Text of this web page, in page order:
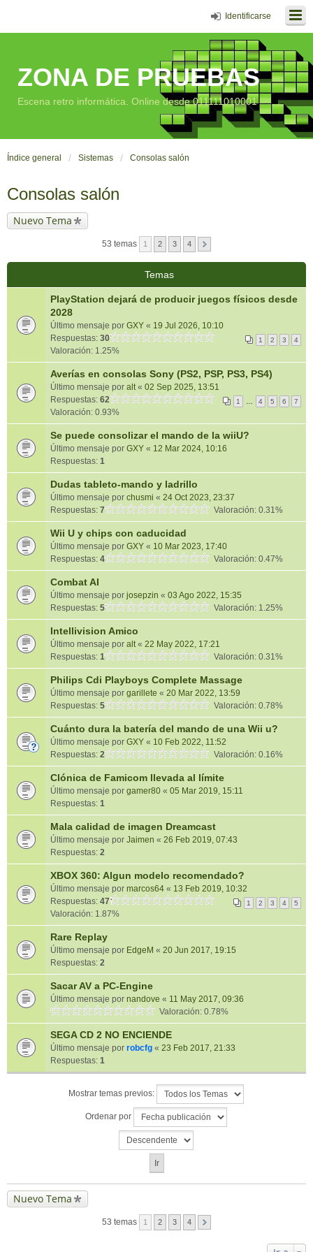
Identificarse
ZONA DE PRUEBAS
Escena retro informática. Online desde 011111010001
Índice general Sistemas Consolas salón
Consolas salón
Nuevo Tema
53 temas 1 2 3 4
Temas
PlayStation dejará de producir juegos físicos desde
2028
Último mensaje por GXY « 19 Jul 2026, 10:10
Respuestas: 30 1 2 3 4
Valoración: 1.25%
Averías en consolas Sony (PS2, PSP, PS3, PS4)
Último mensaje por alt« 02 Sep 2025, 13:51
Respuestas: 62 1 4 5 6 7
Valoración: 0.93%
Se puede consolizar el mando de la wiiU?
Último mensaje por GXY « 12 Mar 2024, 10:16
Respuestas: 1
Dudas tableto-mando y ladrillo
Último mensaje por chusmi « 24 Oct 2023, 23:37
Respuestas: 7 Valoración: 0.31%
Wii U y chips con caducidad
Último mensaje por GXY « 10 Mar 2023, 17:40
Respuestas: 4 Valoración: 0.47%
Combat AI
Último mensaje por josepzin « 03 Ago 2022, 15:35
Respuestas: 5 Valoración: 1.25%
Intellivision Amico
Último mensaje por alt« 22 May 2022, 17:21
Respuestas: 1 Valoración: 0.31%
Philips Cdi Playboys Complete Massage
Último mensaje por garillete « 20 Mar 2022, 13:59
Respuestas: 5 Valoración: 0.78%
Cuánto dura la batería del mando de una Wii u?
Último mensaje por GXY « 10 Feb 2022, 11:52
Respuestas: 2 Valoración: 0.16%
Clónica de Famicom llevada al límite
Último mensaje por gamer80 « 05 Mar 2019, 15:11
Respuestas: 1
Mala calidad de imagen Dreamcast
Último mensaje por Jaimen « 26 Feb 2019, 07:43
Respuestas: 2
XBOX 360: Algun modelo recomendado?
Último mensaje por marcos64 « 13 Feb 2019, 10:32
Respuestas: 47 1 2 3 4 5
Valoración: 1.87%
Rare Replay
Último mensaje por EdgeM « 20 Jun 2017, 19:15
Respuestas: 2
Sacar AV a PC-Engine
Último mensaje por nandove « 11 May 2017, 09:36
Valoración: 0.78%
SEGA CD 2 NO ENCIENDE
Último mensaje por robcfg « 23 Feb 2017, 21:33
Respuestas: 1
Mostrar temas previos:
Ordenar por
Nuevo Tema
53 temas 1 2 3 4